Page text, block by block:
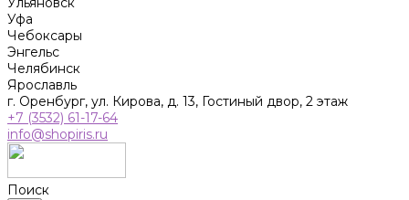
Уфа
Чебоксары
Энгельс
Челябинск
Ярославль
г. Оренбург, ул. Кирова, д. 13, Гостиный двор, 2 этаж
+7 (3532) 61-17-64
info@shopiris.ru
Поиск